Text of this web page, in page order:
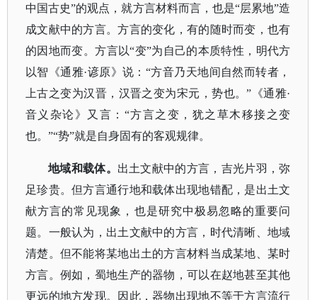
中国古史”的观点，就方言材料而言，也是“层累地”造
成文献中的方言。方言的变化，有的随时而变，也有
的因地而变。方言以“变”为自己的本质特性，明代方
以智《通雅·谚原》说：“方音乃天地间自然而转者，
上古之变为汉晋，汉晋之变为宋元，势也。”《通雅·
音义杂论》又言：“方言之变，犹之草木移接之变
也。”“势”就是自身固有的客观规律。
地域和载体。 出土文献中的方言，吉光片羽，弥
足珍贵。但方言通行地和载体出现地错配，是出土文
献方言的常见现象，也是研究中极易忽略的重要问
题。一般认为，出土文献中的方言，时代清晰、地域
清楚。但不能将某地出土的方言材料当成某地、某时
方言。例如，蜀地生产的器物，可以在赵地甚至其他
更远的地方发现。因此，器物出现地不等于方言流行